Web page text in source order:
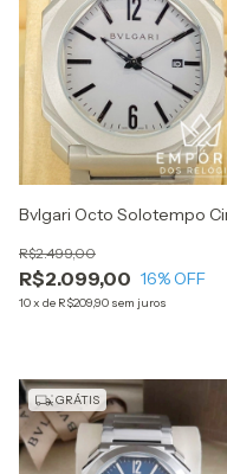
Bvlgari Octo Solotempo
R$2.099,00
R$2.499,00
16% OFF
10x de R$209,90 sem juros
GRÁTIS